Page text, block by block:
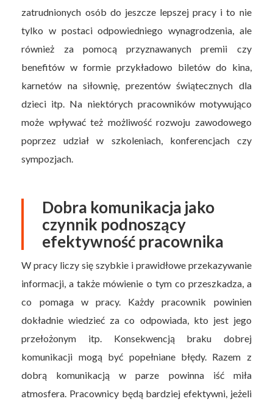
zatrudnionych osób do jeszcze lepszej pracy i to nie
tylko w postaci odpowiedniego wynagrodzenia, ale
również za pomocą przyznawanych premii czy
benefitów w formie przykładowo biletów do kina,
karnetów na siłownię, prezentów świątecznych dla
dzieci itp. Na niektórych pracowników motywująco
może wpływać też możliwość rozwoju zawodowego
poprzez udział w szkoleniach, konferencjach czy
sympozjach.
Dobra komunikacja jako
czynnik podnoszący
efektywność pracownika
W pracy liczy się szybkie i prawidłowe przekazywanie
informacji, a także mówienie o tym co przeszkadza, a
co pomaga w pracy. Każdy pracownik powinien
dokładnie wiedzieć za co odpowiada, kto jest jego
przełożonym itp. Konsekwencją braku dobrej
komunikacji mogą być popełniane błędy. Razem z
dobrą komunikacją w parze powinna iść miła
atmosfera. Pracownicy będą bardziej efektywni, jeżeli